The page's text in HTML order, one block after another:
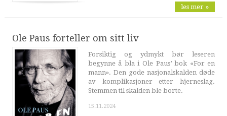
les mer »
Ole Paus forteller om sitt liv
Forsiktig og ydmykt bør leseren
begynne å bla i Ole Paus’ bok «For en
mann». Den gode nasjonalskalden døde
av komplikasjoner etter hjerneslag.
Stemmen til skalden ble borte.
15.11.2024